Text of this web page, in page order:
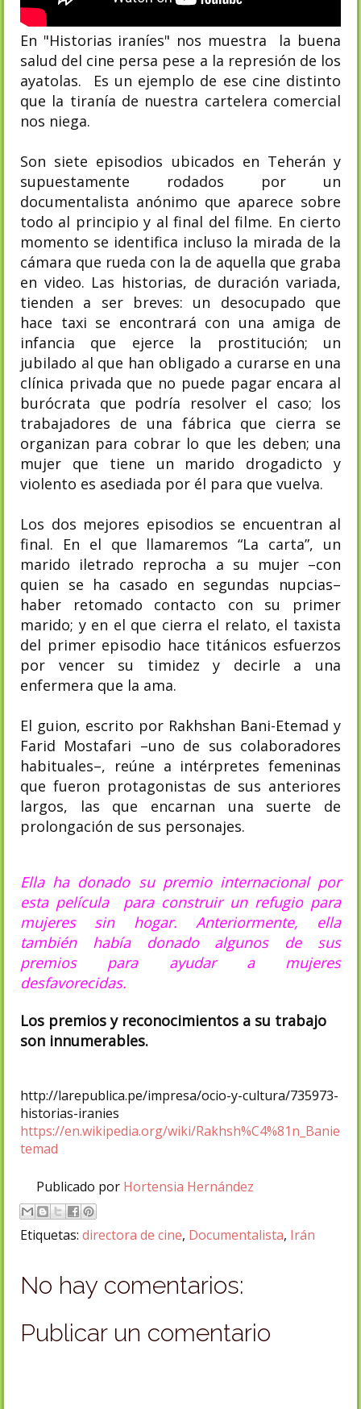
En "Historias iraníes" nos muestra la buena
salud del cine persa pese a la represión de los
ayatolas. Es un ejemplo de ese cine distinto
que la tiranía de nuestra cartelera comercial
nos niega.
Son siete episodios ubicados en Teherán y
supuestamente rodados por un
documentalista anónimo que aparece sobre
todo al principio y al final del filme. En cierto
momento se identifica incluso la mirada de la
cámara que rueda con la de aquella que graba
en video. Las historias, de duración variada,
tienden a ser breves: un desocupado que
hace taxi se encontrará con una amiga de
infancia que ejerce la prostitución; un
jubilado al que han obligado a curarse en una
clínica privada que no puede pagar encara al
burócrata que podría resolver el caso; los
trabajadores de una fábrica que cierra se
organizan para cobrar lo que les deben; una
mujer que tiene un marido drogadicto y
violento es asediada por él para que vuelva.
Los dos mejores episodios se encuentran al
final. En el que llamaremos “La carta”, un
marido iletrado reprocha a su mujer –con
quien se ha casado en segundas nupcias–
haber retomado contacto con su primer
marido; y en el que cierra el relato, el taxista
del primer episodio hace titánicos esfuerzos
por vencer su timidez y decirle a una
enfermera que la ama.
El guion, escrito por Rakhshan Bani-Etemad y
Farid Mostafari –uno de sus colaboradores
habituales–, reúne a intérpretes femeninas
que fueron protagonistas de sus anteriores
largos, las que encarnan una suerte de
prolongación de sus personajes.
Ella ha donado su premio internacional por
esta película para construir un refugio para
mujeres sin hogar. Anteriormente, ella
también había donado algunos de sus
premios para ayudar a mujeres
desfavorecidas.
Los premios y reconocimientos a su trabajo
son innumerables.
http://larepublica.pe/impresa/ocio-y-cultura/735973-
historias-iranies
https://en.wikipedia.org/wiki/Rakhsh%C4%81n_Banie
temad
Publicado por Hortensia Hernández
Etiquetas: directora de cine, Documentalista, Irán
No hay comentarios:
Publicar un comentario